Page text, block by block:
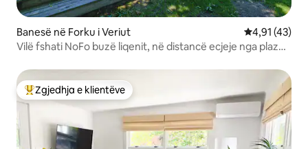
Banesë në Forku i Veriut Vlerësimi
4,91 (43)
Vilë fshati NoFo buzë liqenit, në distancë ecjeje nga plazhi
Më të mirat e zgjedhjeve të klientëve
Zgjedhja e klientëve